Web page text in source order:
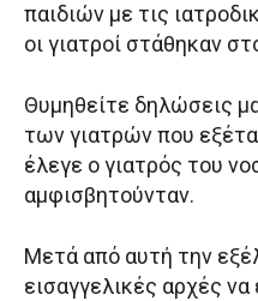
παιδιών με τις
οι γιατροί στάθηκαν
Θυμηθείτε δηλώσεις
των γιατρών που
έλεγε ο γιατρός του
αμφισβητούνταν.
Μετά από αυτή την
εισαγγελικές αρχές